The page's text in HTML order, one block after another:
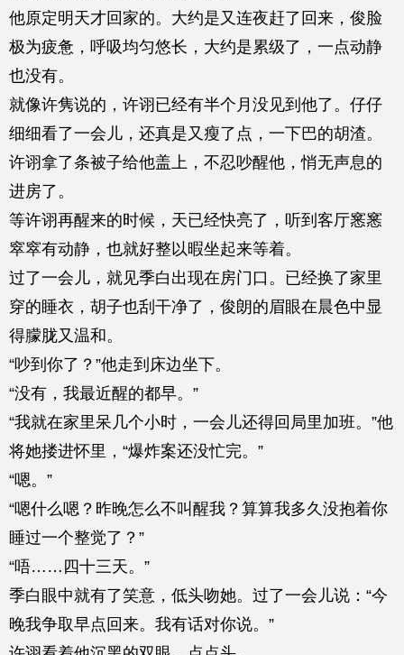
他原定明天才回家的。大约是又连夜赶了回来，俊脸
极为疲惫，呼吸均匀悠长，大约是累级了，一点动静
也没有。
就像许隽说的，许诩已经有半个月没见到他了。仔仔
细细看了一会儿，还真是又瘦了点，一下巴的胡渣。
许诩拿了条被子给他盖上，不忍吵醒他，悄无声息的
进房了。
等许诩再醒来的时候，天已经快亮了，听到客厅窸窸
窣窣有动静，也就好整以暇坐起来等着。
过了一会儿，就见季白出现在房门口。已经换了家里
穿的睡衣，胡子也刮干净了，俊朗的眉眼在晨色中显
得朦胧又温和。
“吵到你了？”他走到床边坐下。
“没有，我最近醒的都早。”
“我就在家里呆几个小时，一会儿还得回局里加班。”他
将她搂进怀里，“爆炸案还没忙完。”
“嗯。”
“嗯什么嗯？昨晚怎么不叫醒我？算算我多久没抱着你
睡过一个整觉了？”
“唔……四十三天。”
季白眼中就有了笑意，低头吻她。过了一会儿说：“今
晚我争取早点回来。我有话对你说。”